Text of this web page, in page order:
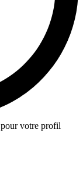
votre profil